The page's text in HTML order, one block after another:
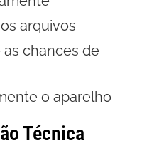
arquivos
chances de
o aparelho
Técnica